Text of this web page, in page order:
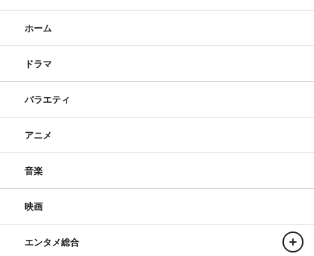
ホーム
ドラマ
バラエティ
アニメ
音楽
映画
エンタメ総合